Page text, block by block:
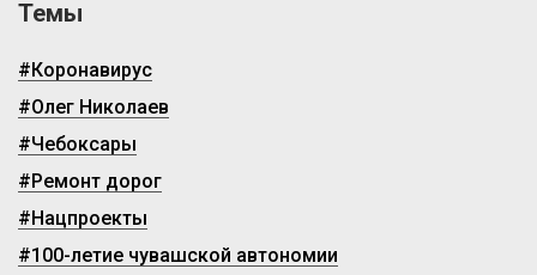
Темы
#Коронавирус
#Олег Николаев
#Чебоксары
#Ремонт дорог
#Нацпроекты
#100-летие чувашской автономии